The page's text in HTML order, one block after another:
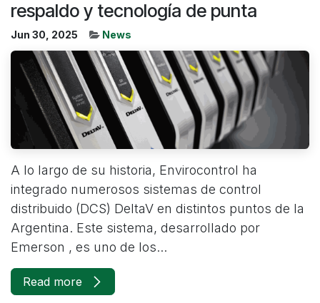
respaldo y tecnología de punta
Jun 30, 2025 News
A lo largo de su historia, Envirocontrol ha
integrado numerosos sistemas de control
distribuido (DCS) DeltaV en distintos puntos de la
Argentina. Este sistema, desarrollado por
Emerson , es uno de los...
Read more